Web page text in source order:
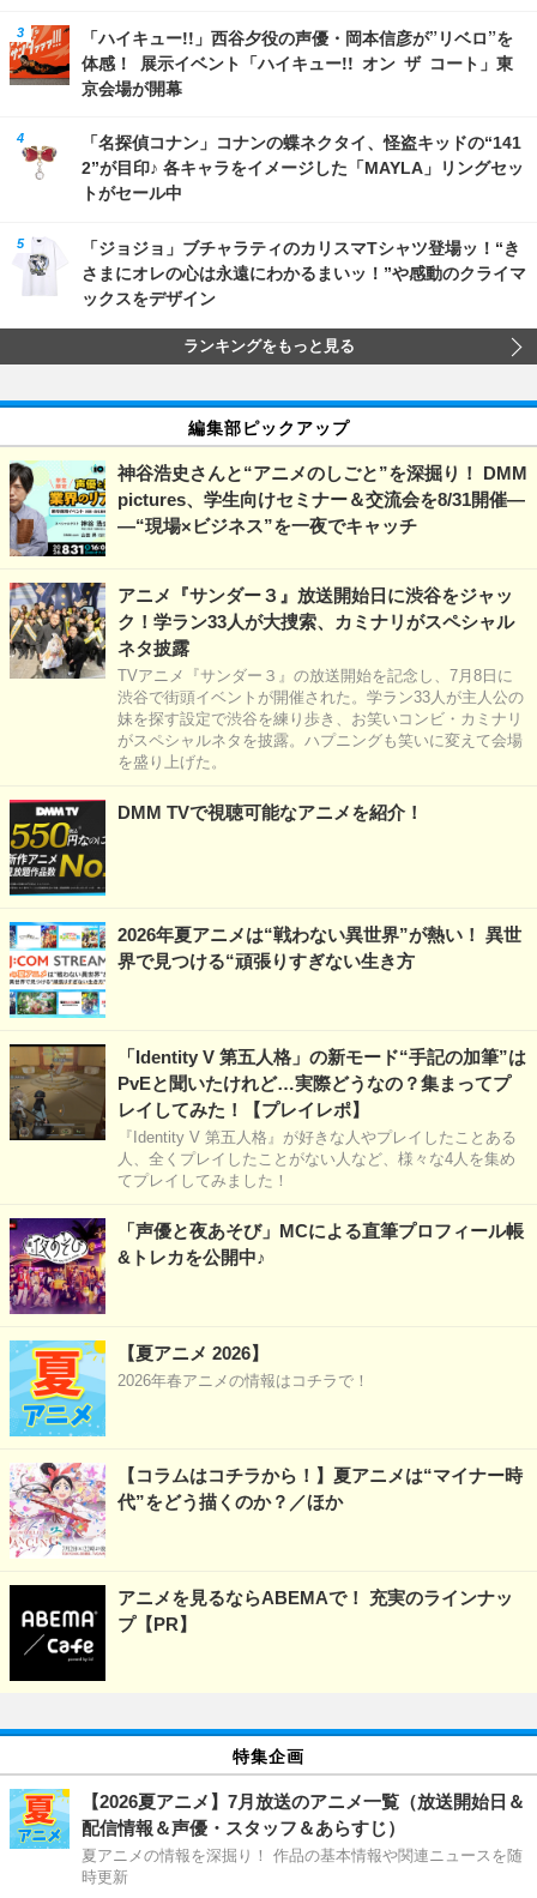
「ハイキュー!!」西谷夕役の声優・岡本信彦が”リベロ”を
体感！ 展示イベント「ハイキュー!! オン ザ コート」東
京会場が開幕
「名探偵コナン」コナンの蝶ネクタイ、怪盗キッドの“141
2”が目印♪ 各キャラをイメージした「MAYLA」リングセッ
トがセール中
「ジョジョ」ブチャラティのカリスマTシャツ登場ッ！“き
さまにオレの心は永遠にわかるまいッ！”や感動のクライマ
ックスをデザイン
ランキングをもっと見る
編集部ピックアップ
神谷浩史さんと“アニメのしごと”を深掘り！ DMM
pictures、学生向けセミナー＆交流会を8/31開催―
―“現場×ビジネス”を一夜でキャッチ
アニメ『サンダー３』放送開始日に渋谷をジャッ
ク！学ラン33人が大捜索、カミナリがスペシャル
ネタ披露
TVアニメ『サンダー３』の放送開始を記念し、7月8日に
渋谷で街頭イベントが開催された。学ラン33人が主人公の
妹を探す設定で渋谷を練り歩き、お笑いコンビ・カミナリ
がスペシャルネタを披露。ハプニングも笑いに変えて会場
を盛り上げた。
DMM TVで視聴可能なアニメを紹介！
2026年夏アニメは“戦わない異世界”が熱い！ 異世
界で見つける“頑張りすぎない生き方
「Identity V 第五人格」の新モード“手記の加筆”は
PvEと聞いたけれど…実際どうなの？集まってプ
レイしてみた！【プレイレポ】
『Identity V 第五人格』が好きな人やプレイしたことある
人、全くプレイしたことがない人など、様々な4人を集め
てプレイしてみました！
「声優と夜あそび」MCによる直筆プロフィール帳
&トレカを公開中♪
【夏アニメ 2026】
2026年春アニメの情報はコチラで！
【コラムはコチラから！】夏アニメは“マイナー時
代”をどう描くのか？／ほか
アニメを見るならABEMAで！ 充実のラインナッ
プ【PR】
特集企画
【2026夏アニメ】7月放送のアニメ一覧（放送開始日＆
配信情報＆声優・スタッフ＆あらすじ）
夏アニメの情報を深掘り！ 作品の基本情報や関連ニュースを随
時更新